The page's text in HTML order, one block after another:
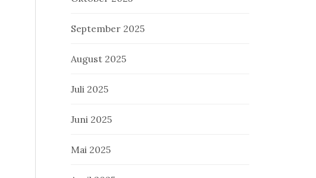
September 2025
August 2025
Juli 2025
Juni 2025
Mai 2025